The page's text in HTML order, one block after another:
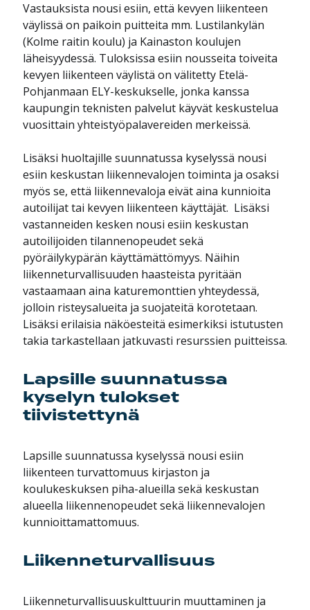
Vastauksista nousi esiin, että kevyen liikenteen
väylissä on paikoin puitteita mm. Lustilankylän
(Kolme raitin koulu) ja Kainaston koulujen
läheisyydessä. Tuloksissa esiin nousseita toiveita
kevyen liikenteen väylistä on välitetty Etelä-
Pohjanmaan ELY-keskukselle, jonka kanssa
kaupungin teknisten palvelut käyvät keskustelua
vuosittain yhteistyöpalavereiden merkeissä.
Lisäksi huoltajille suunnatussa kyselyssä nousi
esiin keskustan liikennevalojen toiminta ja osaksi
myös se, että liikennevaloja eivät aina kunnioita
autoilijat tai kevyen liikenteen käyttäjät. Lisäksi
vastanneiden kesken nousi esiin keskustan
autoilijoiden tilannenopeudet sekä
pyöräilykypärän käyttämättömyys. Näihin
liikenneturvallisuuden haasteista pyritään
vastaamaan aina katuremonttien yhteydessä,
jolloin risteysalueita ja suojateitä korotetaan.
Lisäksi erilaisia näköesteitä esimerkiksi istutusten
takia tarkastellaan jatkuvasti resurssien puitteissa.
Lapsille suunnatussa
kyselyn tulokset
tiivistettynä
Lapsille suunnatussa kyselyssä nousi esiin
liikenteen turvattomuus kirjaston ja
koulukeskuksen piha-alueilla sekä keskustan
alueella liikennenopeudet sekä liikennevalojen
kunnioittamattomuus.
Liikenneturvallisuus
Liikenneturvallisuuskulttuurin muuttaminen ja